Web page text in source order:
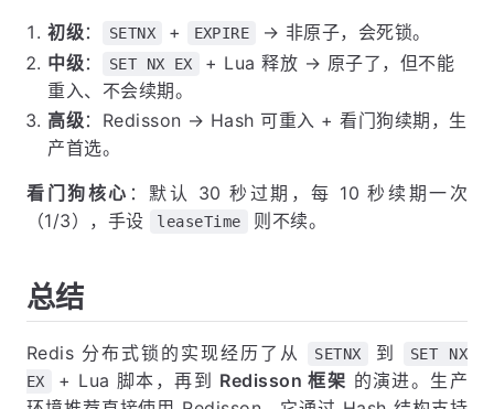
初级： SETNX + EXPIRE
→ 非原子，会死锁。
中级： SET NX EX
+ Lua 释放 → 原子了，但不能
重入、不会续期。
高级：Redisson → Hash 可重入 + 看门狗续期，生
产首选。
看门狗核心 ：默认 30 秒过期，每 10 秒续期一次
（1/3），手设
leaseTime 则不续。
总结
Redis 分布式锁的实现经历了从 SETNX 到
SET NX
EX
+ Lua 脚本，再到 Redisson 框架 的演进。生产